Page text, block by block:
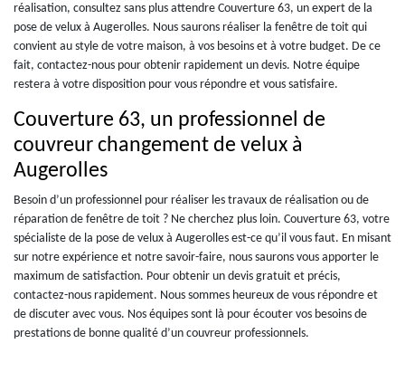
réalisation, consultez sans plus attendre Couverture 63, un expert de la
pose de velux à Augerolles. Nous saurons réaliser la fenêtre de toit qui
convient au style de votre maison, à vos besoins et à votre budget. De ce
fait, contactez-nous pour obtenir rapidement un devis. Notre équipe
restera à votre disposition pour vous répondre et vous satisfaire.
Couverture 63, un professionnel de
couvreur changement de velux à
Augerolles
Besoin d’un professionnel pour réaliser les travaux de réalisation ou de
réparation de fenêtre de toit ? Ne cherchez plus loin. Couverture 63, votre
spécialiste de la pose de velux à Augerolles est-ce qu’il vous faut. En misant
sur notre expérience et notre savoir-faire, nous saurons vous apporter le
maximum de satisfaction. Pour obtenir un devis gratuit et précis,
contactez-nous rapidement. Nous sommes heureux de vous répondre et
de discuter avec vous. Nos équipes sont là pour écouter vos besoins de
prestations de bonne qualité d’un couvreur professionnels.